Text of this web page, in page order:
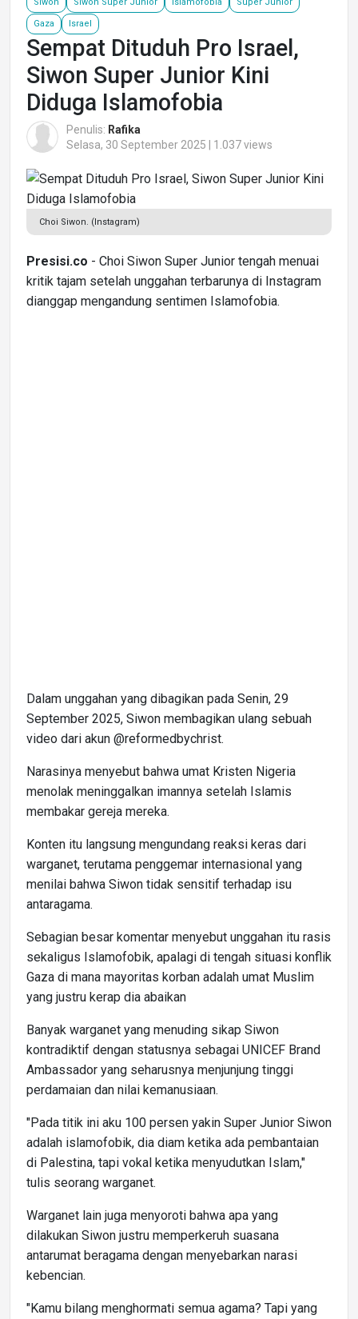
Gaza Israel
Sempat Dituduh Pro Israel,
Siwon Super Junior Kini
Diduga Islamofobia
Penulis: Rafika
Selasa, 30 September 2025 | 1.037 views
Choi Siwon. (Instagram)
Presisi.co - Choi Siwon Super Junior tengah menuai
kritik tajam setelah unggahan terbarunya di Instagram
dianggap mengandung sentimen Islamofobia.
Dalam unggahan yang dibagikan pada Senin, 29
September 2025, Siwon membagikan ulang sebuah
video dari akun @reformedbychrist.
Narasinya menyebut bahwa umat Kristen Nigeria
menolak meninggalkan imannya setelah Islamis
membakar gereja mereka.
Konten itu langsung mengundang reaksi keras dari
warganet, terutama penggemar internasional yang
menilai bahwa Siwon tidak sensitif terhadap isu
antaragama.
Sebagian besar komentar menyebut unggahan itu rasis
sekaligus Islamofobik, apalagi di tengah situasi konflik
Gaza di mana mayoritas korban adalah umat Muslim
yang justru kerap dia abaikan
Banyak warganet yang menuding sikap Siwon
kontradiktif dengan statusnya sebagai UNICEF Brand
Ambassador yang seharusnya menjunjung tinggi
perdamaian dan nilai kemanusiaan.
"Pada titik ini aku 100 persen yakin Super Junior Siwon
adalah islamofobik, dia diam ketika ada pembantaian
di Palestina, tapi vokal ketika menyudutkan Islam,"
tulis seorang warganet.
Warganet lain juga menyoroti bahwa apa yang
dilakukan Siwon justru memperkeruh suasana
antarumat beragama dengan menyebarkan narasi
kebencian.
"Kamu bilang menghormati semua agama? Tapi yang